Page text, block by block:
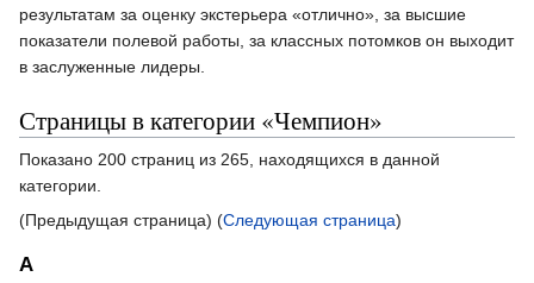
результатам за оценку экстерьера «отлично», за высшие
показатели полевой работы, за классных потомков он выходит
в заслуженные лидеры.
Страницы в категории «Чемпион»
Показано 200 страниц из 265, находящихся в данной
категории.
(Предыдущая страница) (Следующая страница)
А